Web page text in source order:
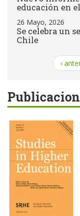
educación en
26 Mayo, 2026
Se celebra un
Chile
‹